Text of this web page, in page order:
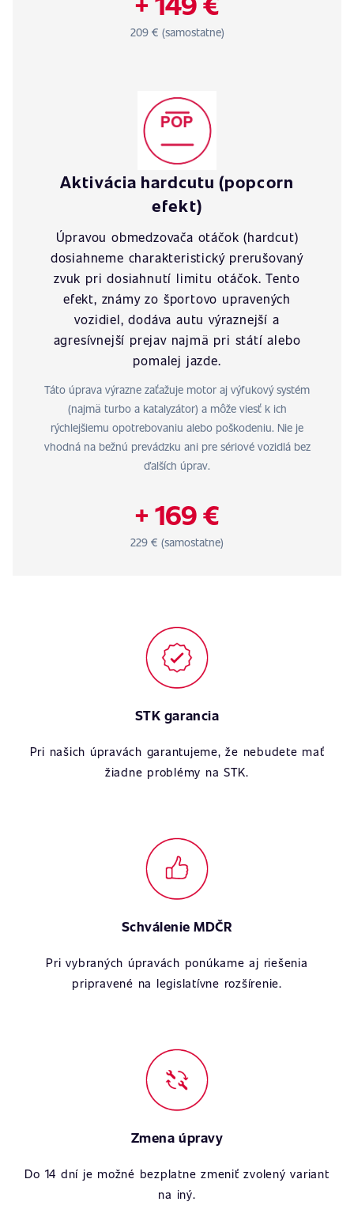
209 € (samostatne)
Aktivácia hardcutu (popcorn
efekt)
Úpravou obmedzovača otáčok (hardcut)
dosiahneme charakteristický prerušovaný
zvuk pri dosiahnutí limitu otáčok. Tento
efekt, známy zo športovo upravených
vozidiel, dodáva autu výraznejší a
agresívnejší prejav najmä pri státí alebo
pomalej jazde.
Táto úprava výrazne zaťažuje motor aj výfukový systém
(najmä turbo a katalyzátor) a môže viesť k ich
rýchlejšiemu opotrebovaniu alebo poškodeniu. Nie je
vhodná na bežnú prevádzku ani pre sériové vozidlá bez
ďalších úprav.
+ 169 €
229 € (samostatne)
STK garancia
Pri našich úpravách garantujeme, že nebudete mať
žiadne problémy na STK.
Schválenie MDČR
Pri vybraných úpravách ponúkame aj riešenia
pripravené na legislatívne rozšírenie.
Zmena úpravy
Do 14 dní je možné bezplatne zmeniť zvolený variant
na iný.